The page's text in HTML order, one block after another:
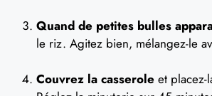
Quand de petites bulles
le riz. Agitez bien, mélangez-le
Couvrez la casserole et placez-